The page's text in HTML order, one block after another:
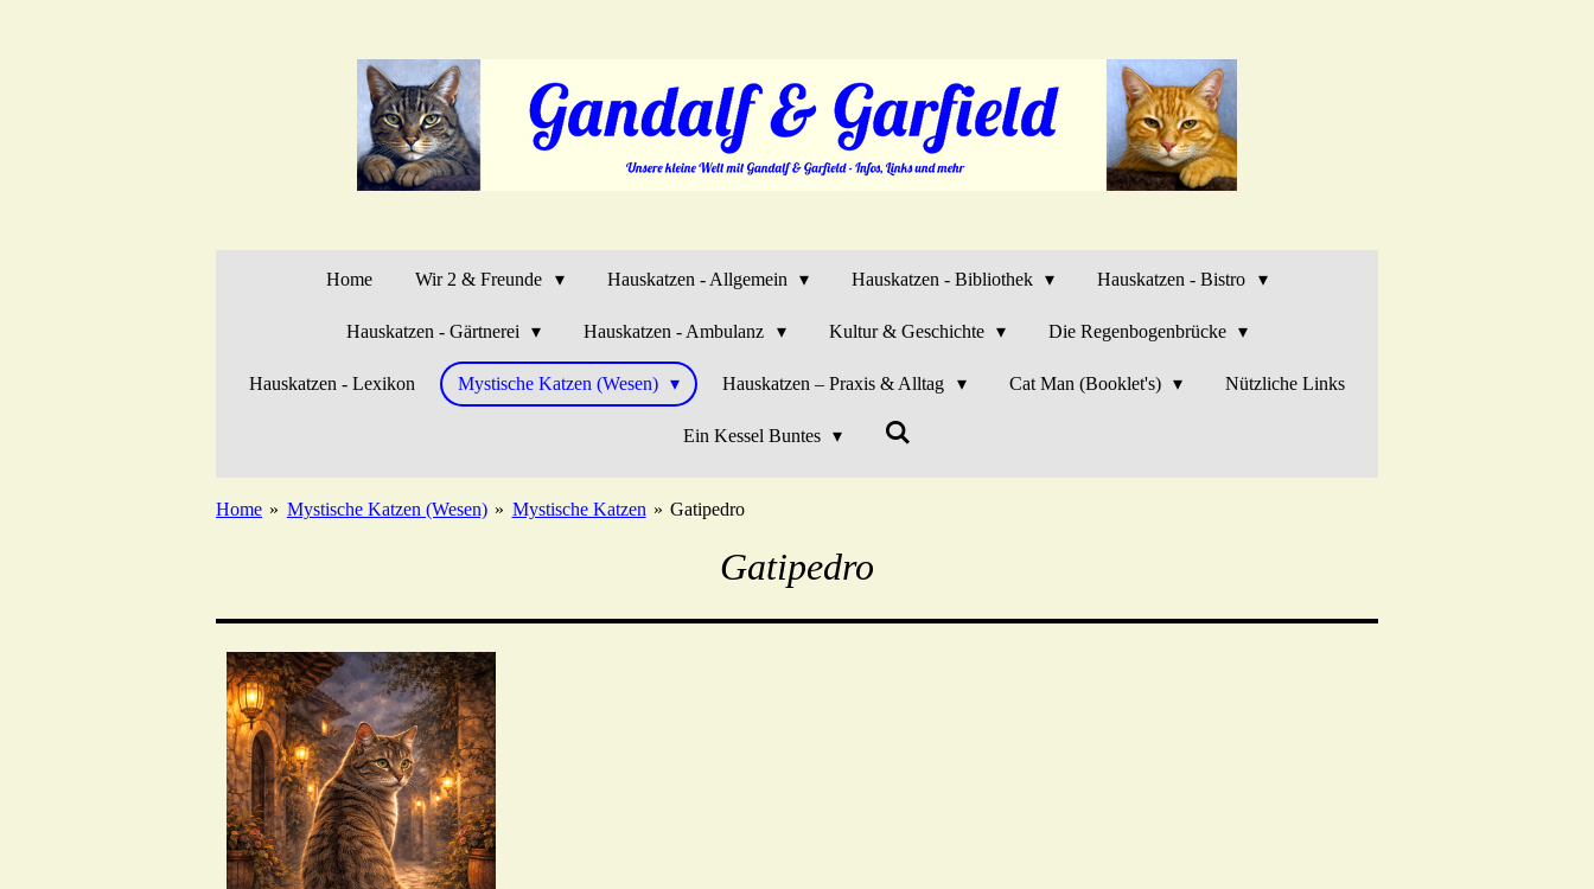
Home Wir 2 & Freunde Hauskatzen - Allgemein Hauskatzen - Bibliothek Hauskatzen - Bistro
Hauskatzen - Gärtnerei Hauskatzen - Ambulanz Kultur & Geschichte Die Regenbogenbrücke
Hauskatzen - Lexikon Mystische Katzen (Wesen) Hauskatzen – Praxis & Alltag Cat Man (Booklet's) Nützliche Links
Ein Kessel Buntes
Home » Mystische Katzen (Wesen) » Mystische Katzen » Gatipedro
Gatipedro